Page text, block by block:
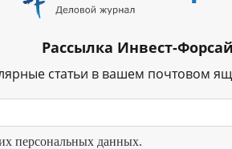
Рассылка Инвест-
статьи в вашем почтовом
персональных данных.